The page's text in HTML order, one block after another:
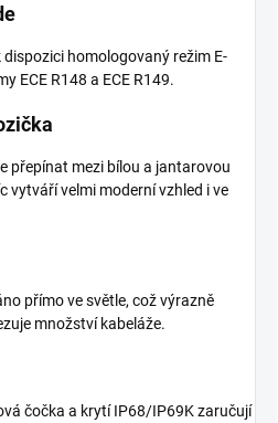
homologovaný režim E-
ECE R148 a ECE R149.
přepínat mezi bílou a jantarovou
vytváří velmi moderní vzhled i ve
přímo ve světle, což výrazně
množství kabeláže.
čočka a krytí IP68/IP69K zaručují